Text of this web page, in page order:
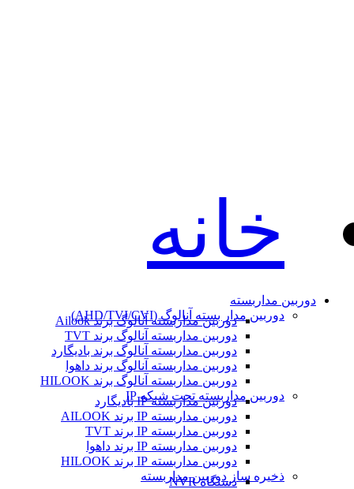
خانه
دوربین مداربسته
دوربین مدار بسته آنالوگ (AHD/TVI/CVI)
دوربین مداربسته آنالوگ برند Ailook
دوربین مداربسته آنالوگ برند TVT
دوربین مداربسته آنالوگ برند بادیگارد
دوربین مداربسته آنالوگ برند داهوا
دوربین مداربسته آنالوگ برند HILOOK
دوربین مداربسته تحت شبکه IP
دوربین مداربسته IP بادیگارد
دوربین مداربسته IP برند AILOOK
دوربین مداربسته IP برند TVT
دوربین مداربسته IP برند داهوا
دوربین مداربسته IP برند HILOOK
ذخیره ساز دوربین مداربسته
دستگاه NVR